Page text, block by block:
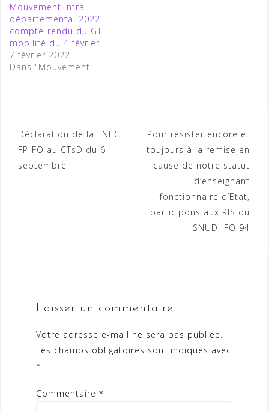
Mouvement intra-
départemental 2022 :
compte-rendu du GT
mobilité du 4 février
7 février 2022
Dans "Mouvement"
Navigation
de
l’article
Déclaration de la FNEC
FP-FO au CTsD du 6
septembre
Pour résister encore et
toujours à la remise en
cause de notre statut
d’enseignant
fonctionnaire d’Etat,
participons aux RIS du
SNUDI-FO 94
Laisser un commentaire
Votre adresse e-mail ne sera pas publiée.
Les champs obligatoires sont indiqués avec
*
Commentaire *